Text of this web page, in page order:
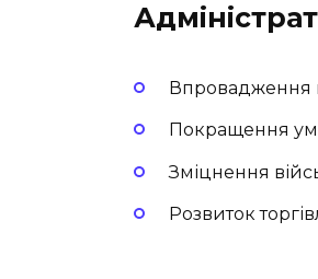
Впровадження
Покращення
Зміцнення
Розвиток